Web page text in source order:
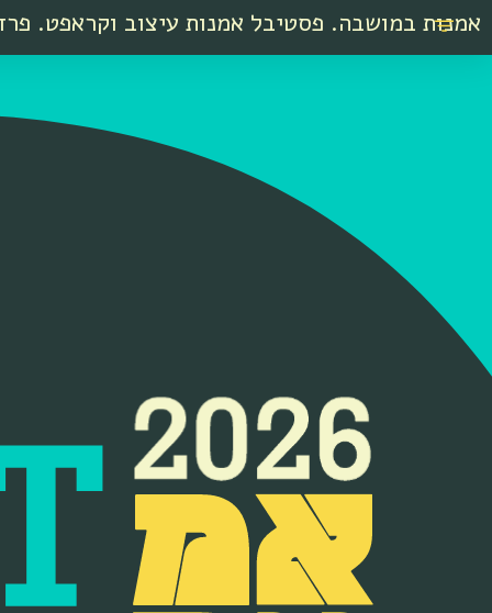
אמנות במושבה. פסטיבל אמנות עיצוב וקראפט.